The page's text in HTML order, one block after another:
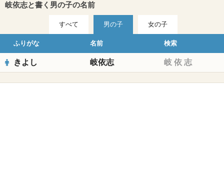
岐依志と書く男の子の名前
すべて 男の子 女の子
ふりがな 名前 検索
きよし 岐依志 岐 依 志